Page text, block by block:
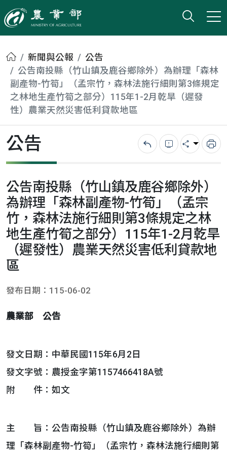
農業部
打開
小版
首頁新聞與公報
公告
公告南投縣（竹山鎮及鹿谷鄉除外）為辦理「森林
副產物-竹筍」（孟宗竹，森林法施行細則第3條規定
之林地生產竹筍之部分）115年1-2月乾旱（遲發
性）農業天然災害低利貸款地區
公告 回上一頁錯誤回報
分享 列
公告南投縣（竹山鎮及鹿谷鄉除外）
為辦理「森林副產物-竹筍」（孟宗
竹，森林法施行細則第3條規定之林
地生產竹筍之部分）115年1-2月乾旱
（遲發性）農業天然災害低利貸款地
區
發布日期：115-06-02
農業部 公告
發文日期：中華民國115年6月2日
發文字號：農授金字第1157466418A號
附 件：如文
主 旨：公告南投縣（竹山鎮及鹿谷鄉除外）為辦
理「森林副產物-竹筍」（孟宗竹，森林法施行細則第